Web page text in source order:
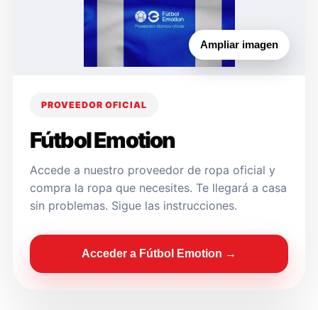
Ampliar imagen
PROVEEDOR OFICIAL
Fútbol Emotion
Accede a nuestro proveedor de ropa oficial y
compra la ropa que necesites. Te llegará a casa
sin problemas. Sigue las instrucciones.
Acceder a Fútbol Emotion →